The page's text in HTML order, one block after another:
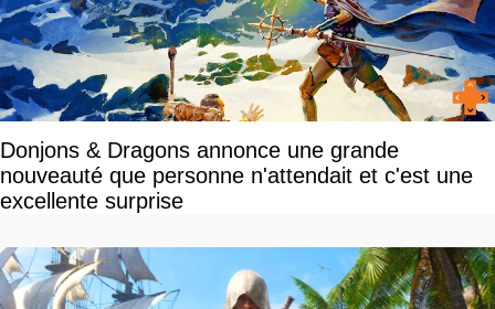
Donjons & Dragons annonce une grande
nouveauté que personne n'attendait et c'est une
excellente surprise